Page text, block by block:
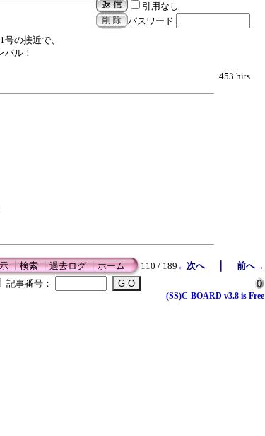
引用なし
パスワード
の接近で、
ル！
453 hits
┃検索┃過去ログ┃ホーム 110 / 189 ←次へ｜ 前へ→
記事番号：
(SS)C-BOARD v3.8 is Free